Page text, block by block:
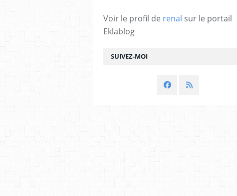
SUIVEZ-MOI
Voir le profil de renal sur le portail
Eklablog